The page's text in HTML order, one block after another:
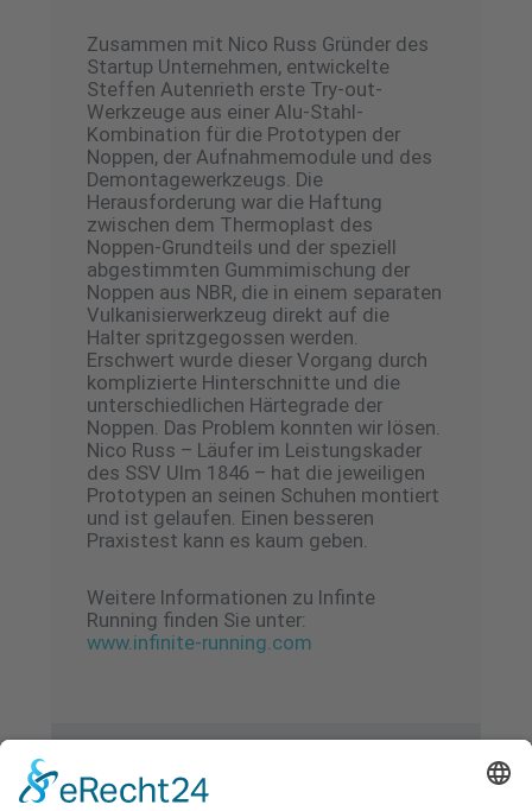
Zusammen mit Nico Russ Gründer des
Startup Unternehmen, entwickelte
Steffen Autenrieth erste Try-out-
Werkzeuge aus einer Alu-Stahl-
Kombination für die Prototypen der
Noppen, der Aufnahmemodule und des
Demontagewerkzeugs. Die
Herausforderung war die Haftung
zwischen dem Thermoplast des
Noppen-Grundteils und der speziell
abgestimmten Gummimischung der
Noppen aus NBR, die in einem separaten
Vulkanisierwerkzeug direkt auf die
Halter spritzgegossen werden.
Erschwert wurde dieser Vorgang durch
komplizierte Hinterschnitte und die
unterschiedlichen Härtegrade der
Noppen. Das Problem konnten wir lösen.
Nico Russ – Läufer im Leistungskader
des SSV Ulm 1846 – hat die jeweiligen
Prototypen an seinen Schuhen montiert
und ist gelaufen. Einen besseren
Praxistest kann es kaum geben.
Weitere Informationen zu Infinte
Running finden Sie unter:
www.infinite-running.com